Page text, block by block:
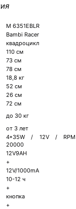
M 6351EBLR
Bambi Racer
квадроцикл
110 см
73 см
78 см
18,8 кг
52 см
26 cм
72 см
до 30 кг
от 3 лет
4*35W / 12V / RPM
20000
12V9AH
+
12V/1000mA
10-12 ч
+
кнопка
+